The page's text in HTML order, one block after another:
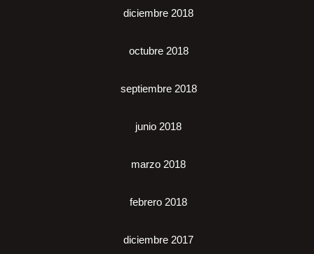
diciembre 2018
octubre 2018
septiembre 2018
junio 2018
marzo 2018
febrero 2018
diciembre 2017